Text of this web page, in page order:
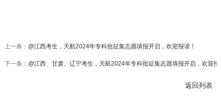
上一条： @江西考生，天航2024年专科批征集志愿填报开启，欢迎报读！
下一条： @江西、甘肃、辽宁考生，天航2024年专科批征集志愿填报开启，欢迎报
返回列表